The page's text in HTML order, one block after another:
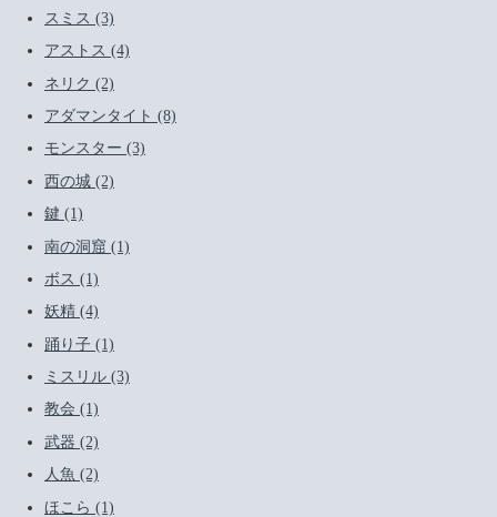
スミス (3)
アストス (4)
ネリク (2)
アダマンタイト (8)
モンスター (3)
西の城 (2)
鍵 (1)
南の洞窟 (1)
ボス (1)
妖精 (4)
踊り子 (1)
ミスリル (3)
教会 (1)
武器 (2)
人魚 (2)
ほこら (1)